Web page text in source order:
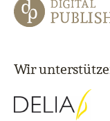
Wir